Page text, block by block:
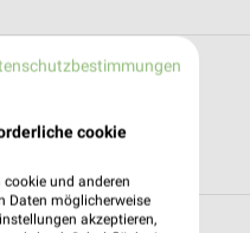
cookie
und anderen
Daten möglicherweise
akzeptieren,